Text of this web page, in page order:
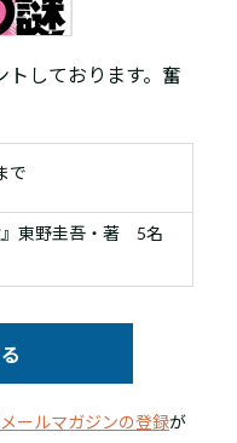
トしております。奮
で
』東野圭吾・著 5名
メールマガジンの登録が